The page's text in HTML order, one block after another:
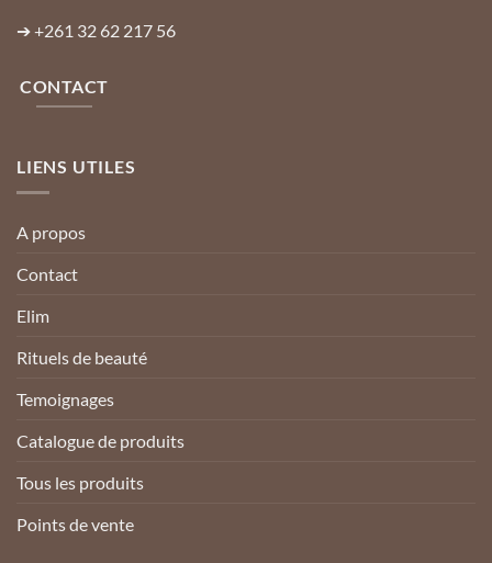
➔+261 32 62 217 56
CONTACT
LIENS UTILES
A propos
Contact
Elim
Rituels de beauté
Temoignages
Catalogue de produits
Tous les produits
Points de vente